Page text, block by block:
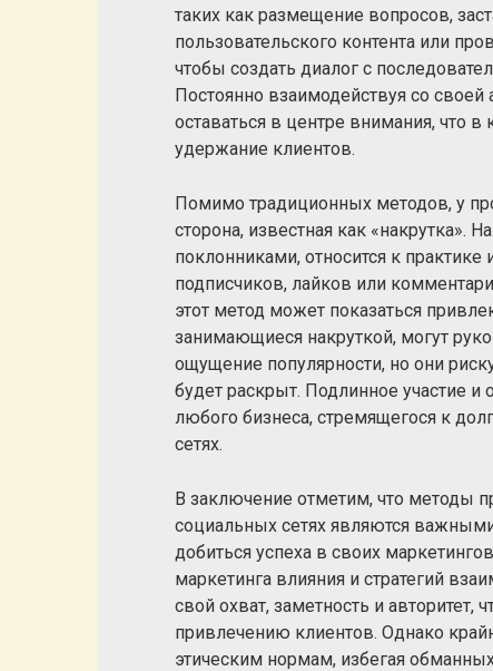
таких как размещение вопросов,
пользовательского контента или
чтобы создать диалог с
Постоянно взаимодействуя со
оставаться в центре внимания, что
удержание клиентов.
Помимо традиционных методов, у
сторона, известная как «накрутка».
поклонниками, относится к практике
подписчиков, лайков или
этот метод может показаться
занимающиеся накруткой, могут
ощущение популярности, но они
будет раскрыт. Подлинное участие
любого бизнеса, стремящегося к
сетях.
В заключение отметим, что методы
социальных сетях являются
добиться успеха в своих
маркетинга влияния и стратегий
свой охват, заметность и
привлечению клиентов. Однако
этическим нормам, избегая